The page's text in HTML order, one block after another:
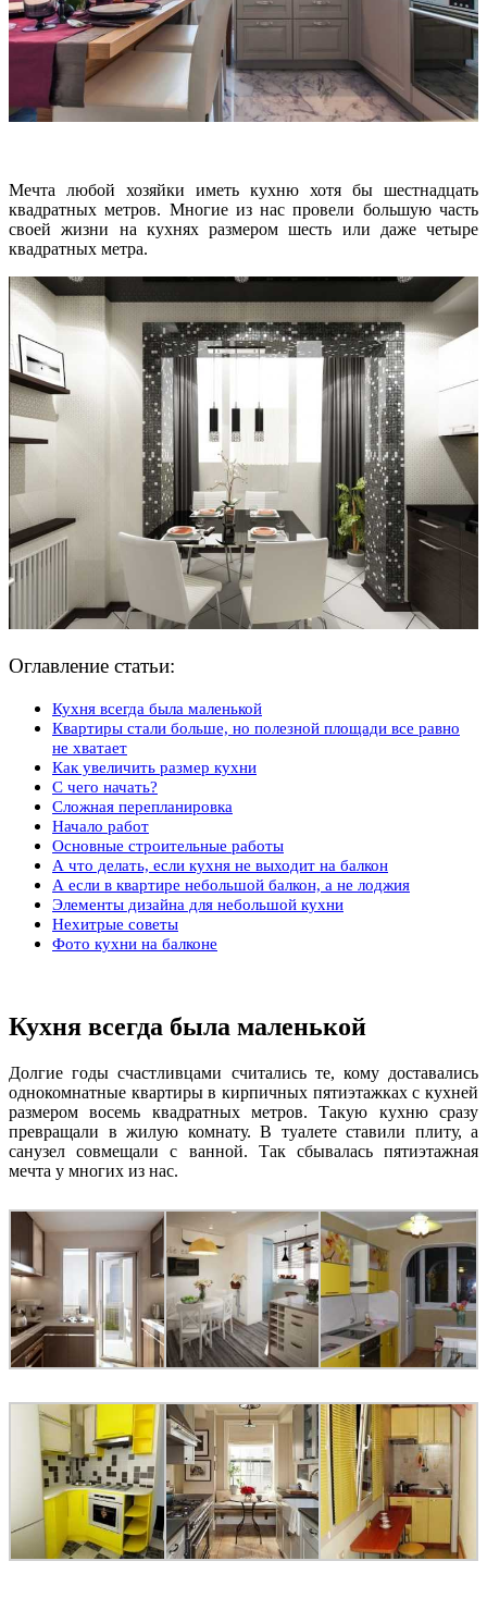
Мечта любой хозяйки иметь кухню хотя бы шестнадцать
квадратных метров. Многие из нас провели большую часть
своей жизни на кухнях размером шесть или даже четыре
квадратных метра.
Оглавление статьи:
Кухня всегда была маленькой
Квартиры стали больше, но полезной площади все равно
не хватает
Как увеличить размер кухни
С чего начать?
Сложная перепланировка
Начало работ
Основные строительные работы
А что делать, если кухня не выходит на балкон
А если в квартире небольшой балкон, а не лоджия
Элементы дизайна для небольшой кухни
Нехитрые советы
Фото кухни на балконе
Кухня всегда была маленькой
Долгие годы счастливцами считались те, кому доставались
однокомнатные квартиры в кирпичных пятиэтажках с кухней
размером восемь квадратных метров. Такую кухню сразу
превращали в жилую комнату. В туалете ставили плиту, а
санузел совмещали с ванной. Так сбывалась пятиэтажная
мечта у многих из нас.